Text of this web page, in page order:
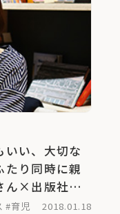
いい、大切な
たり同時に親
ん×出版社代
#育児 2018.01.18